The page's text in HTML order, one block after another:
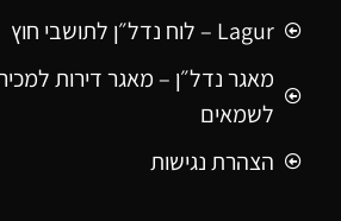
Lagur – לוח נדל״ן לתושבי חוץ
מאגר נדל״ן – מאגר דירות
לשמאים
הצהרת נגישות